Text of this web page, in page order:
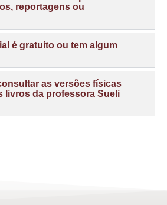
reportagens ou
é gratuito ou tem algum
as versões físicas
livros da professora Sueli